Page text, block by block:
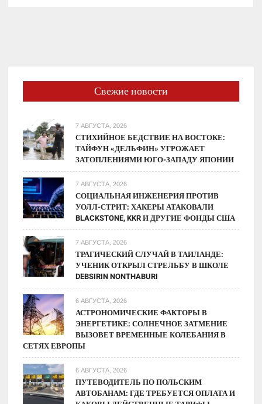
ненадежные
авто
года
Свежие новости
7 АВГУСТА, 2026
СТИХИЙНОЕ БЕДСТВИЕ НА ВОСТОКЕ:
ТАЙФУН «ДЕЛЬФИН» УГРОЖАЕТ
ЗАТОПЛЕНИЯМИ ЮГО-ЗАПАДУ ЯПОНИИ
7 АВГУСТА, 2026
СОЦИАЛЬНАЯ ИНЖЕНЕРИЯ ПРОТИВ
УОЛЛ-СТРИТ: ХАКЕРЫ АТАКОВАЛИ
BLACKSTONE, KKR И ДРУГИЕ ФОНДЫ США
7 АВГУСТА, 2026
ТРАГИЧЕСКИЙ СЛУЧАЙ В ТАИЛАНДЕ:
УЧЕНИК ОТКРЫЛ СТРЕЛЬБУ В ШКОЛЕ
DEBSIRIN NONTHABURI
6 АВГУСТА, 2026
АСТРОНОМИЧЕСКИЕ ФАКТОРЫ В
ЭНЕРГЕТИКЕ: СОЛНЕЧНОЕ ЗАТМЕНИЕ
ВЫЗОВЕТ ВРЕМЕННЫЕ КОЛЕБАНИЯ В
СЕТЯХ ЕВРОПЫ
6 АВГУСТА, 2026
ПУТЕВОДИТЕЛЬ ПО ПОЛЬСКИМ
АВТОБАНАМ: ГДЕ ТРЕБУЕТСЯ ОПЛАТА И